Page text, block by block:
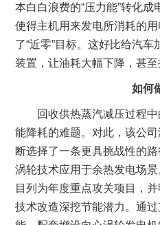
本白白浪费的“压力能”转化成
使得主机用来发电所消耗的
了“近零”目标。这好比给汽车
装置，让油耗大幅下降，甚至
如何
回收供热蒸汽减压过程
能降耗的难题。对此，该公
断选择了一条更具挑战性的
涡轮技术应用于余热发电场景
目列为年度重点攻关项目，
技术改造深挖节能潜力。通